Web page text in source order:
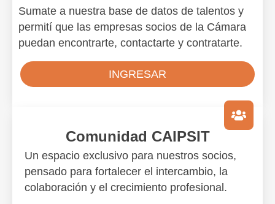
Sumate a nuestra base de datos de talentos y
permití que las empresas socios de la Cámara
puedan encontrarte, contactarte y contratarte.
INGRESAR
Comunidad CAIPSIT
Un espacio exclusivo para nuestros socios,
pensado para fortalecer el intercambio, la
colaboración y el crecimiento profesional.